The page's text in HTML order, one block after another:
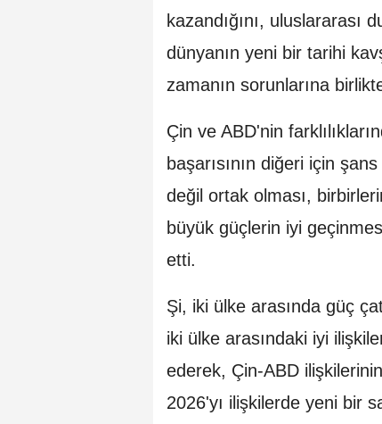
kazandığını, uluslararası
dünyanın yeni bir tarihi
zamanın sorunlarına
Çin ve ABD'nin
başarısının diğeri için
değil ortak olması,
büyük güçlerin iyi
etti.
Şi, iki ülke arasında güç
iki ülke arasındaki iyi
ederek, Çin-ABD
2026'yı ilişkilerde yeni bir